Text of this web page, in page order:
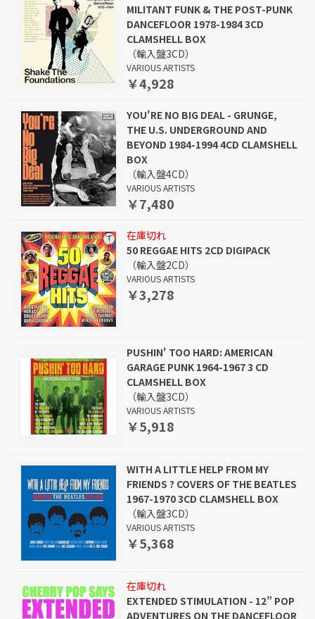
MILITANT FUNK & THE POST-PUNK
DANCEFLOOR 1978-1984 3CD
CLAMSHELL BOX
（輸入盤3CD）
VARIOUS ARTISTS
￥4,928
YOU'RE NO BIG DEAL - GRUNGE,
THE U.S. UNDERGROUND AND
BEYOND 1984-1994 4CD CLAMSHELL
BOX
（輸入盤4CD）
VARIOUS ARTISTS
￥7,480
在庫切れ
50 REGGAE HITS 2CD DIGIPACK
（輸入盤2CD）
VARIOUS ARTISTS
￥3,278
PUSHIN' TOO HARD: AMERICAN
GARAGE PUNK 1964-1967 3 CD
CLAMSHELL BOX
（輸入盤3CD）
VARIOUS ARTISTS
￥5,918
WITH A LITTLE HELP FROM MY
FRIENDS ? COVERS OF THE BEATLES
1967-1970 3CD CLAMSHELL BOX
（輸入盤3CD）
VARIOUS ARTISTS
￥5,368
在庫切れ
EXTENDED STIMULATION - 12” POP
ADVENTURES ON THE DANCEFLOOR